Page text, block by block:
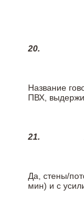
20.
Название
ПВХ,
21.
Да, стены/
мин) и с